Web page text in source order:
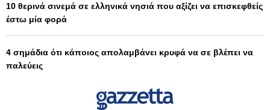
10 θερινά σινεμά σε ελληνικά νησιά που αξίζει να επισκεφθείς
έστω μία φορά
4 σημάδια ότι κάποιος απολαμβάνει κρυφά να σε βλέπει να
παλεύεις